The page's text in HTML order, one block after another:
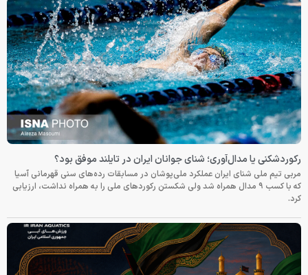
رکوردشکنی یا مدال‌آوری؛ شنای جوانان ایران در تایلند موفق بود؟
مربی تیم ملی شنای ایران عملکرد ملی‌پوشان در مسابقات رده‌های سنی قهرمانی آسیا
که با کسب ۹ مدال همراه شد ولی شکستن رکوردهای ملی را به همراه نداشت، ارزیابی
کرد.